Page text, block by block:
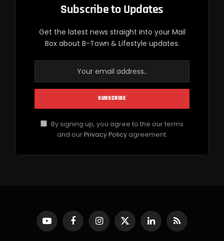
Subscribe to Updates
Get the latest news straight into your Mail
Box about B-Town & Lifestyle updates.
By signing up, you agree to the our terms
and ourPrivacy Policyagreement.
YouTubeFacebookInstagram
X
(Twitter)
LinkedInRSS